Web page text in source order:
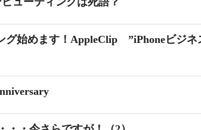
グ始めます！AppleClip ”iPhoneビジネ